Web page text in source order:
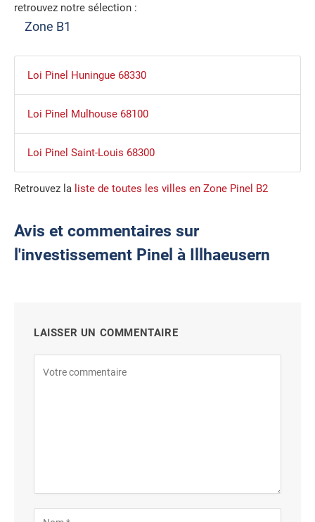
retrouvez notre sélection :
Zone B1
Loi Pinel Huningue 68330
Loi Pinel Mulhouse 68100
Loi Pinel Saint-Louis 68300
Retrouvez la liste de toutes les villes en Zone Pinel B2
Avis et commentaires sur
l'investissement Pinel à Illhaeusern
LAISSER UN COMMENTAIRE